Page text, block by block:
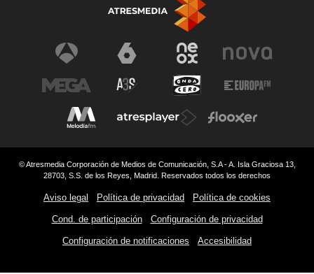
© Atresmedia Corporación de Medios de Comunicación, S.A - A. Isla Graciosa 13,
28703, S.S. de los Reyes, Madrid. Reservados todos los derechos
Aviso legal Política de privacidad Política de cookies
Cond. de participación Configuración de privacidad
Configuración de notificaciones Accesibilidad